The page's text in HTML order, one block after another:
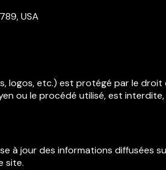
USA
logos, etc.) est protégé par le
ou le procédé utilisé, est
à jour des informations diffusées
site.